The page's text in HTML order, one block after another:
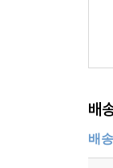
배
배